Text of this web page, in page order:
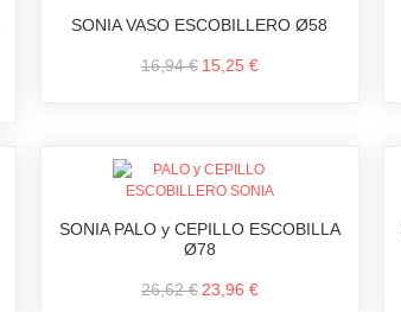
SONIA VASO ESCOBILLERO Ø58
16,94 € 15,25 €
SONIA PALO y CEPILLO ESCOBILLA
Ø78
26,62 € 23,96 €